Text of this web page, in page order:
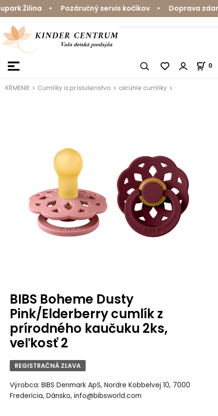
Žilina • Pozáručný servis kočíkov • Doprava
0
KŔMENIE Cumlíky a príslušenstvo okrúhle cumlíky
BIBS Boheme Dusty
Pink/Elderberry cumlík z
prírodného kaučuku 2ks,
veľkosť 2
REGISTRAČNÁ ZĽAVA
Výrobca: BIBS Denmark ApS, Nordre Kobbelvej 10, 7000
Fredericia, Dánsko, info@bibsworld.com